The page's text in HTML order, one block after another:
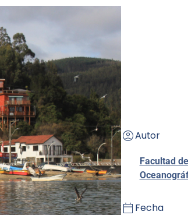
Autor
Facultad
Fecha